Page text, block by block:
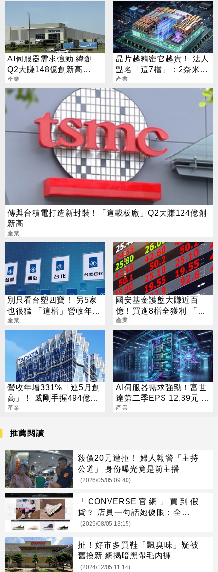
AI伺服器需求強勁 緯創
Q2大賺148億創新高
EPS 4.72元
產業
晶片越精密它越貴！ 法人
點名「這7檔」：2奈米背
後隱形金礦
產業
傳與台積電打造新封裝！「這載板廠」Q2大賺124億創
新高
產業
別只看台塑四寶！ 另5家
也很猛 「這檔」營收年增
衝7倍
產業
國安基金護盤大賺近百
億！買進8檔全獲利 「這
檔」貢獻逾7成7
產業
營收年增331%「連5月創
高」！ 威剛手握494億庫
存：明年會更缺
產業
AI伺服器需求強勁！富世
達第二季EPS 12.39元 年
增1.57倍
產業
推薦閱讀
殺價20元遭拒！ 婦人報警「主持
公道」 身份曝光竟是前主播
(2026/05/05 09:40)
「CONVERSE官網」買到假
貨？ 店員一句話她傻眼：全都仿
的
(2025/08/05 13:15)
扯！好市多買鞋「飄臭味」疑被
舊換新 網揭暗黑帶毛內褲
(2024/12/05 11:14)